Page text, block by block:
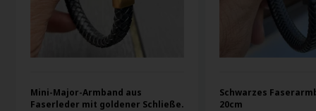
Mini-Major-Armband aus
Faserleder mit goldener Schließe.
Schwarzes
20cm